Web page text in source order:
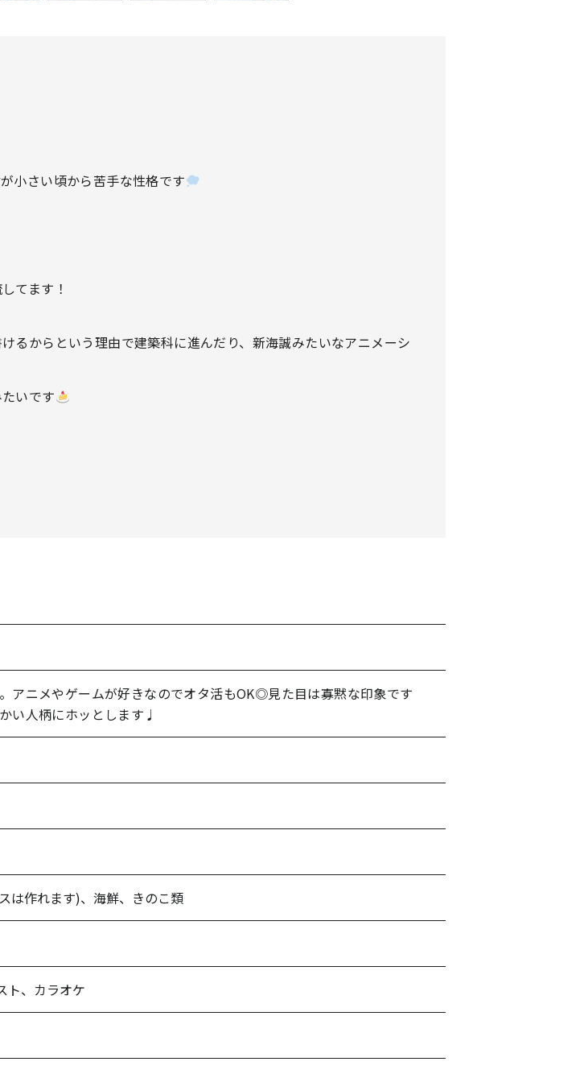
小さい頃から苦手な性格です
てます！
るからという理由で建築科に進んだり、新海誠みたいなアニメーシ
いです
アニメやゲームが好きなのでオタ活もOK◎見た目は寡黙な印象です
い人柄にホッとします♩
は作れます)、海鮮、きのこ類
ト、カラオケ